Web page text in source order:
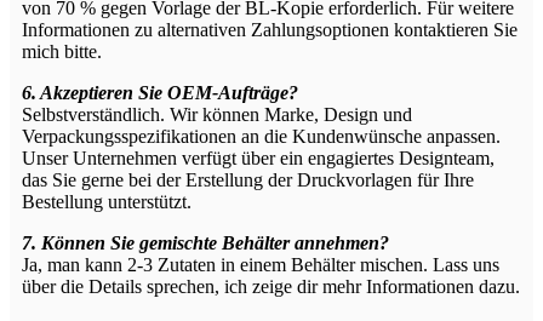
von 70 % gegen Vorlage der BL-Kopie erforderlich. Für weitere
Informationen zu alternativen Zahlungsoptionen kontaktieren Sie
mich bitte.
6. Akzeptieren Sie OEM-Aufträge?
Selbstverständlich. Wir können Marke, Design und
Verpackungsspezifikationen an die Kundenwünsche anpassen.
Unser Unternehmen verfügt über ein engagiertes Designteam,
das Sie gerne bei der Erstellung der Druckvorlagen für Ihre
Bestellung unterstützt.
7. Können Sie gemischte Behälter annehmen?
Ja, man kann 2-3 Zutaten in einem Behälter mischen. Lass uns
über die Details sprechen, ich zeige dir mehr Informationen dazu.